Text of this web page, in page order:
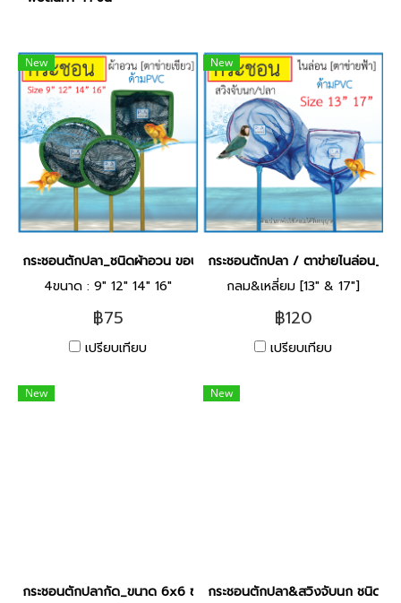
New
กระชอนตักปลา_ชนิดผ้าอวน ขอบหนัง / ด้ามPVC [9นิ้ว]
4ขนาด : 9" 12" 14" 16"
฿75
เปรียบเทียบ
New
กระชอนตักปลา / ตาข่ายไนล่อน_ด้า
กลม&เหลี่ยม [13" & 17"]
฿120
เปรียบเทียบ
New
กระชอนตักปลากัด_ขนาด 6x6 ซม.[กลม&เหลี่ยม]
New
กระชอนตักปลา&สวิงจับนก ชนิดปล